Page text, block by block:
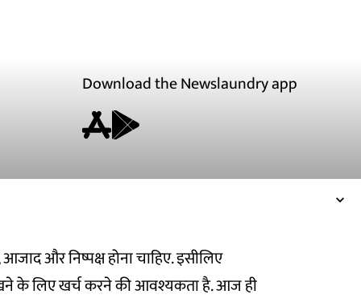
आजाद और निष्पक्ष होना चाहिए. इसीलिए
के लिए खर्च करने की आवश्यकता है. आज ही
Download the Newslaundry app